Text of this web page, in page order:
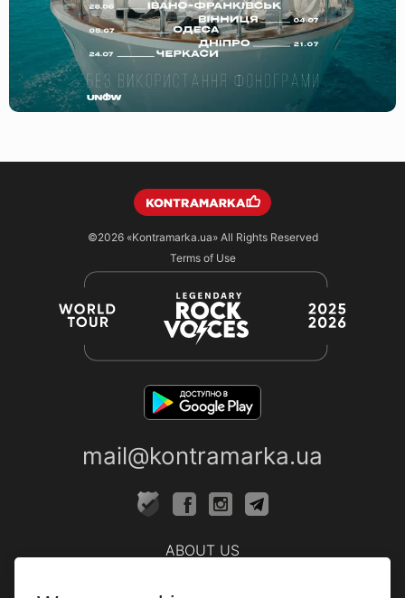
©2026 «Kontramarka.ua»All Rights Reserved
Terms of Use
mail@kontramarka.ua
ABOUT US